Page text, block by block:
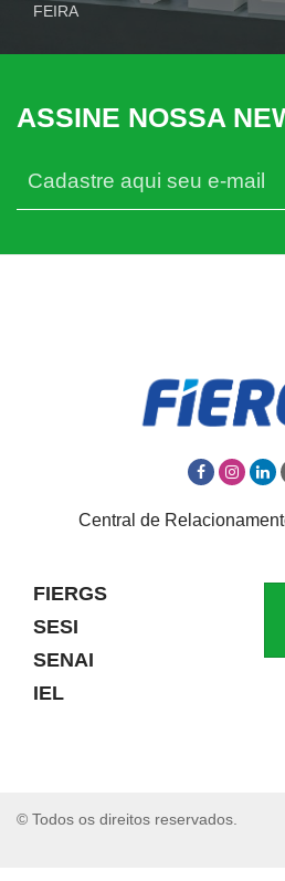
FEIRA
ASSINE NOSSA
Central de
FIERGS
SESI
SENAI
IEL
© Todos os direitos reservados.